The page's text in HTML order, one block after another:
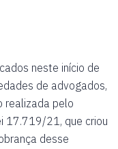
neste início de
de advogados,
realizada pelo
17.719/21, que criou
desse